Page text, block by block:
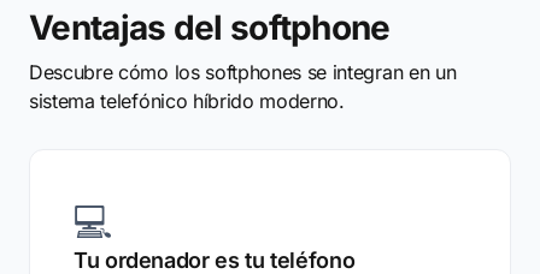
Ventajas del softphone
Descubre cómo los softphones se integran en un
sistema telefónico híbrido moderno.
💻
Tu ordenador es tu teléfono